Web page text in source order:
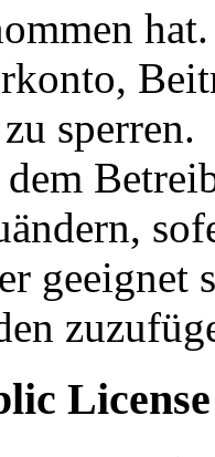
sperren.
geeignet
License